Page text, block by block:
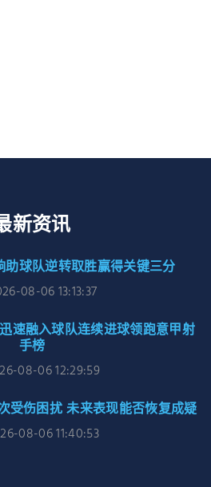
新资讯
助球队逆转取胜赢得关键三分
08-06 13:13:37
速融入球队连续进球领跑意甲射
手榜
08-06 12:29:59
受伤困扰 未来表现能否恢复成疑
08-06 11:40:53